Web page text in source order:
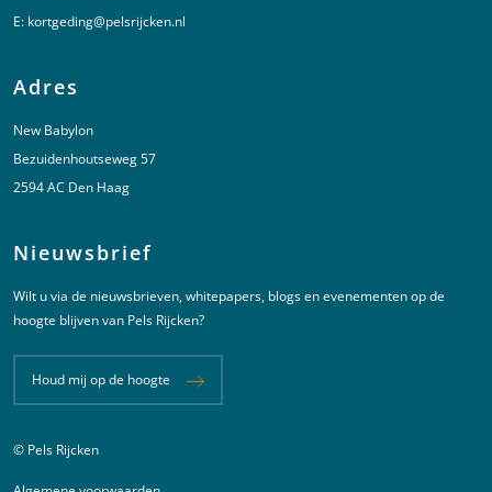
E: kortgeding@pelsrijcken.nl
Adres
New Babylon
Bezuidenhoutseweg 57
2594 AC Den Haag
Nieuwsbrief
Wilt u via de nieuwsbrieven, whitepapers, blogs en evenementen op de
hoogte blijven van Pels Rijcken?
Houd mij op de hoogte
Juridische informatie
© Pels Rijcken